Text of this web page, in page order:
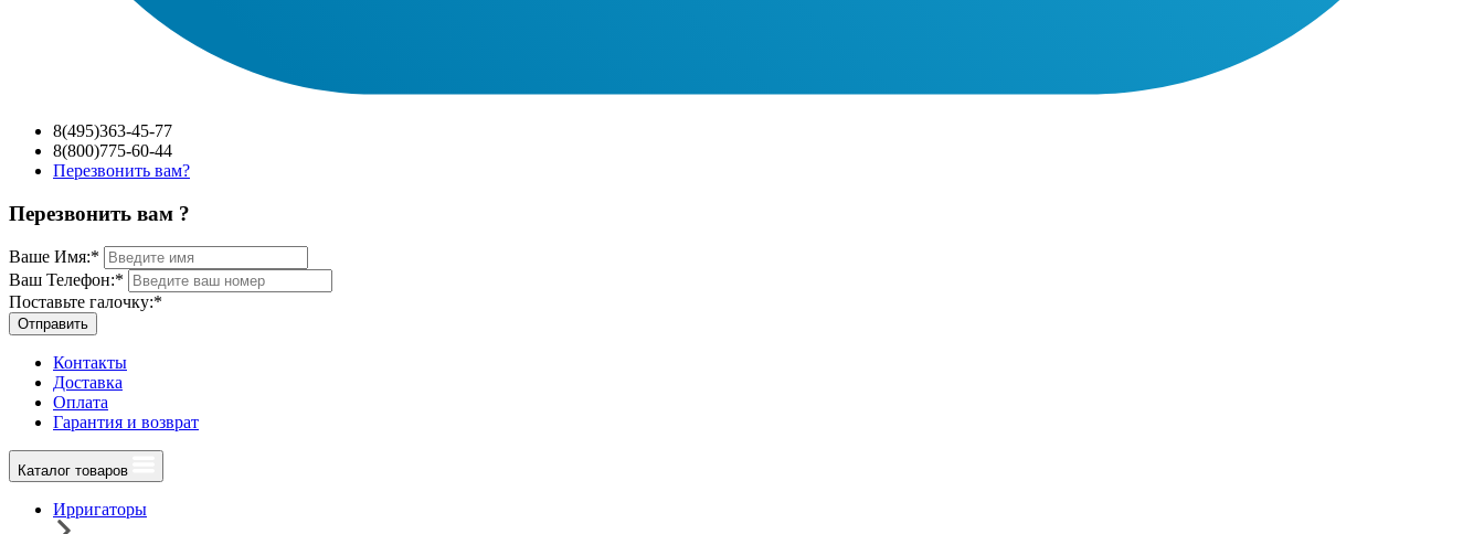
8(495)363-45-77
8(800)775-60-44
Перезвонить вам?
Перезвонить вам ?
Ваше Имя:*
Ваш Телефон:*
Поставьте галочку:*
Отправить
Контакты
Доставка
Оплата
Гарантия и возврат
Каталог товаров
Ирригаторы